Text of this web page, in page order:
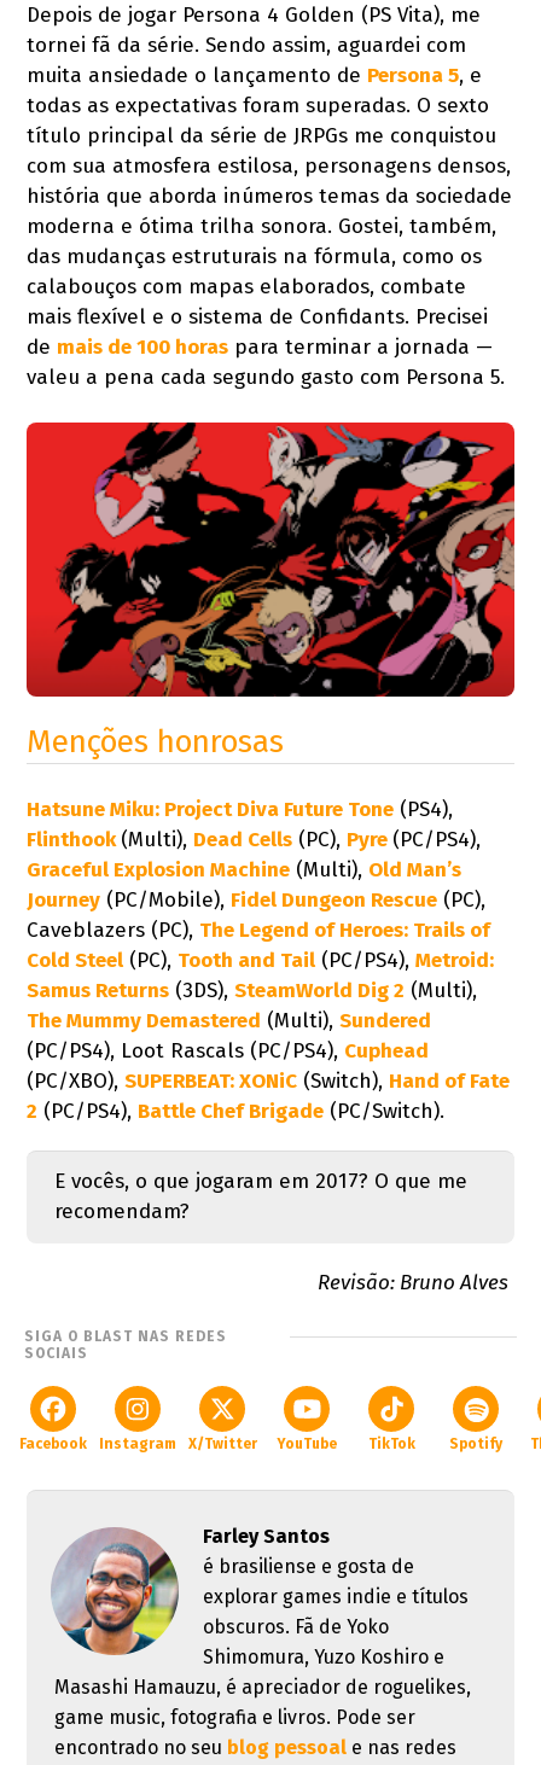
Depois de jogar Persona 4 Golden (PS Vita), me
tornei fã da série. Sendo assim, aguardei com
muita ansiedade o lançamento de Persona 5, e
todas as expectativas foram superadas. O sexto
título principal da série de JRPGs me conquistou
com sua atmosfera estilosa, personagens densos,
história que aborda inúmeros temas da sociedade
moderna e ótima trilha sonora. Gostei, também,
das mudanças estruturais na fórmula, como os
calabouços com mapas elaborados, combate
mais flexível e o sistema de Confidants. Precisei
de mais de 100 horas para terminar a jornada —
valeu a pena cada segundo gasto com Persona 5.
Menções honrosas
Hatsune Miku: Project Diva Future Tone (PS4),
Flinthook(Multi), Dead Cells (PC), Pyre (PC/PS4),
Graceful Explosion Machine (Multi), Old Man’s
Journey (PC/Mobile), Fidel Dungeon Rescue (PC),
Caveblazers (PC), The Legend of Heroes: Trails of
Cold Steel (PC), Tooth and Tail (PC/PS4),Metroid:
Samus Returns (3DS),SteamWorld Dig 2 (Multi),
The Mummy Demastered (Multi),Sundered
(PC/PS4), Loot Rascals (PC/PS4), Cuphead
(PC/XBO),SUPERBEAT: XONiC (Switch), Hand of Fate
2 (PC/PS4), Battle Chef Brigade (PC/Switch).
E vocês, o que jogaram em 2017? O que me
recomendam?
Revisão: Bruno Alves
SIGA O BLAST NAS REDES
SOCIAIS
Facebook Instagram X/Twitter YouTube TikTok Spotify
Farley Santos
é brasiliense e gosta de
explorar games indie e títulos
obscuros. Fã de Yoko
Shimomura, Yuzo Koshiro e
Masashi Hamauzu, é apreciador de roguelikes,
game music, fotografia e livros. Pode ser
encontrado no seu blog pessoale nas redes